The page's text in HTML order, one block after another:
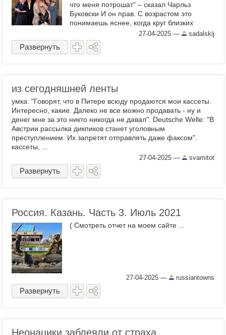
что меня потрошат" – сказал Чарльз
Буковски И он прав. С возрастом это
понимаешь яснее, когда круг близких
редеет и сужается до размеров сердца. Ты
очерчиваешь себя им, как ...
27-04-2025 — sadalskij
Развернуть
из сегодняшней ленты
умка: "Говорят, что в Питере всюду продаются мои кассеты.
Интересно, какие. Далеко не все можно продавать - ну и
денег мне за это никто никогда не давал". Deutsche Welle: "В
Австрии рассылка дикпиков станет уголовным
преступлением. Их запретят отправлять даже факсом".
кассеты, ...
27-04-2025 — svamitot
Развернуть
Россия. Казань. Часть 3. Июль 2021
( Смотреть отчет на моем сайте ...
27-04-2025 — russiantowns
Развернуть
Неонацики заблеяли от страха